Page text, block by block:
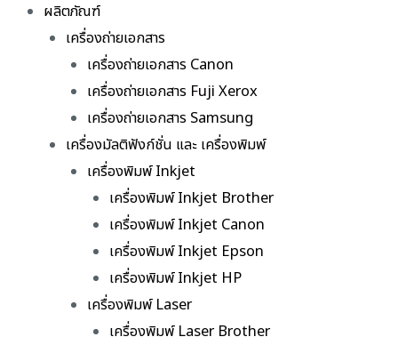
ผลิตภัณฑ์
เครื่องถ่ายเอกสาร
เครื่องถ่ายเอกสาร Canon
เครื่องถ่ายเอกสาร Fuji Xerox
เครื่องถ่ายเอกสาร Samsung
เครื่องมัลติฟังก์ชั่น และ เครื่องพิมพ์
เครื่องพิมพ์ Inkjet
เครื่องพิมพ์ Inkjet Brother
เครื่องพิมพ์ Inkjet Canon
เครื่องพิมพ์ Inkjet Epson
เครื่องพิมพ์ Inkjet HP
เครื่องพิมพ์ Laser
เครื่องพิมพ์ Laser Brother